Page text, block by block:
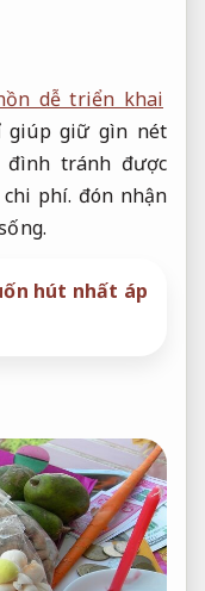
dễ triển khai
giúp giữ gìn nét
đình tránh được
phí. đón nhận
hút nhất áp